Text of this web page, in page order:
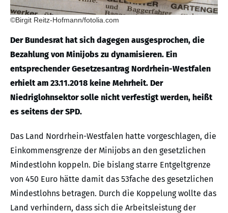
©Birgit Reitz-Hofmann/fotolia.com
Der Bundesrat hat sich dagegen ausgesprochen, die
Bezahlung von Minijobs zu dynamisieren. Ein
entsprechender Gesetzesantrag Nordrhein-Westfalen
erhielt am 23.11.2018 keine Mehrheit. Der
Niedriglohnsektor solle nicht verfestigt werden, heißt
es seitens der SPD.
Das Land Nordrhein-Westfalen hatte vorgeschlagen, die
Einkommensgrenze der Minijobs an den gesetzlichen
Mindestlohn koppeln. Die bislang starre Entgeltgrenze
von 450 Euro hätte damit das 53fache des gesetzlichen
Mindestlohns betragen. Durch die Koppelung wollte das
Land verhindern, dass sich die Arbeitsleistung der